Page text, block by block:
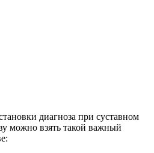
диагноза при суставном
можно взять такой важный